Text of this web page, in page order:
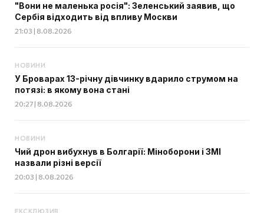
"Вони не маленька росія": Зеленський заявив, що
Сербія відходить від впливу Москви
21:03 | 8.08.2026
НОВИНИ
У Броварах 13-річну дівчинку вдарило струмом на
потязі: в якому вона стані
20:27 | 8.08.2026
НОВИНИ
Чий дрон вибухнув в Болгарії: Міноборони і ЗМІ
назвали різні версії
20:03 | 8.08.2026
ЕКСКЛЮЗИВ